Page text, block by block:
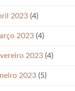
2023 (4)
2023 (4)
2023 (4)
2023 (5)